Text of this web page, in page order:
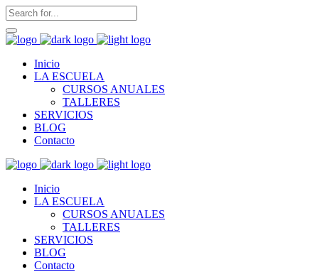
Inicio
LA ESCUELA
CURSOS ANUALES
TALLERES
SERVICIOS
BLOG
Contacto
Inicio
LA ESCUELA
CURSOS ANUALES
TALLERES
SERVICIOS
BLOG
Contacto